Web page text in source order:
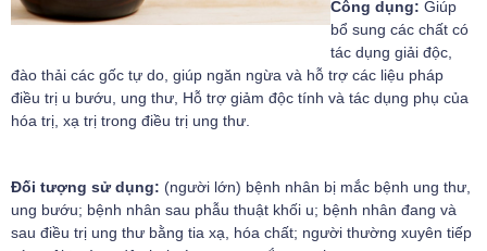
Công dụng: Giúp
bổ sung các chất có
tác dụng giải độc,
đào thải các gốc tự do, giúp ngăn ngừa và hỗ trợ các liệu pháp
điều trị u bướu, ung thư, Hỗ trợ giảm độc tính và tác dụng phụ của
hóa trị, xạ trị trong điều trị ung thư.
Đối tượng sử dụng: (người lớn) bệnh nhân bị mắc bệnh ung thư,
ung bướu; bệnh nhân sau phẫu thuật khối u; bệnh nhân đang và
sau điều trị ung thư bằng tia xạ, hóa chất; người thường xuyên tiếp